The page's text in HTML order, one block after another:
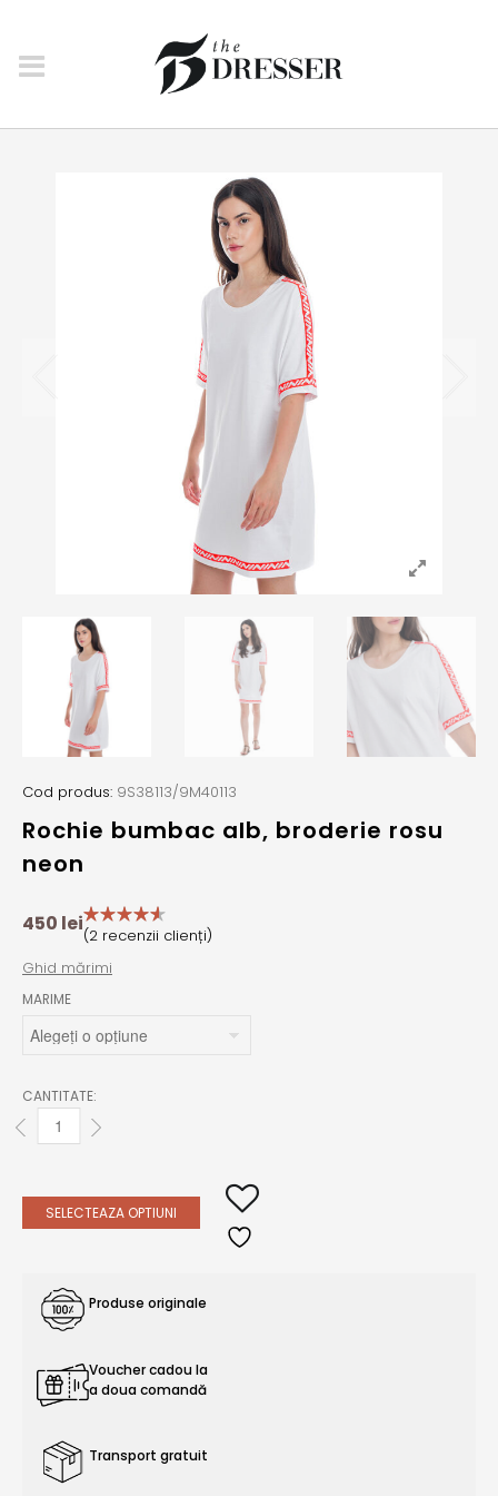
Cod produs: 9S38113/9M40113
Rochie bumbac alb, broderie rosu
neon
450 lei(2 recenzii clienți)
Ghid mărimi
MARIME
CANTITATE:
ROCHIE BUMBAC ALB, BRODERIE ROSU NEON QUANTITY
SELECTEAZA OPTIUNI
Produse originale
Voucher cadou la
a doua comandă
Transport gratuit